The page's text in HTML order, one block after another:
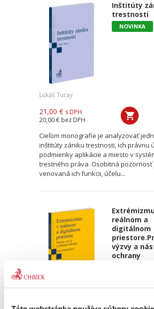
Inštitúty
trestnosti
NOVINKA
Lukáš Turay
21,00 € s DPH
20,00 € bez DPH
Cieľom monografie je analyzovať
inštitúty zániku trestnosti, ich právnu
podmienky aplikácie a miesto v
trestného práva. Osobitná pozornosť
venovaná ich funkcii, účelu...
reálnom a
digitálnom
výzvy a
ochrany